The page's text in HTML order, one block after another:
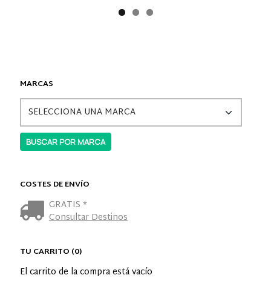
MARCAS
COSTES DE ENVÍO
GRATIS *
Consultar Destinos
TU CARRITO (0)
El carrito de la compra está vacío